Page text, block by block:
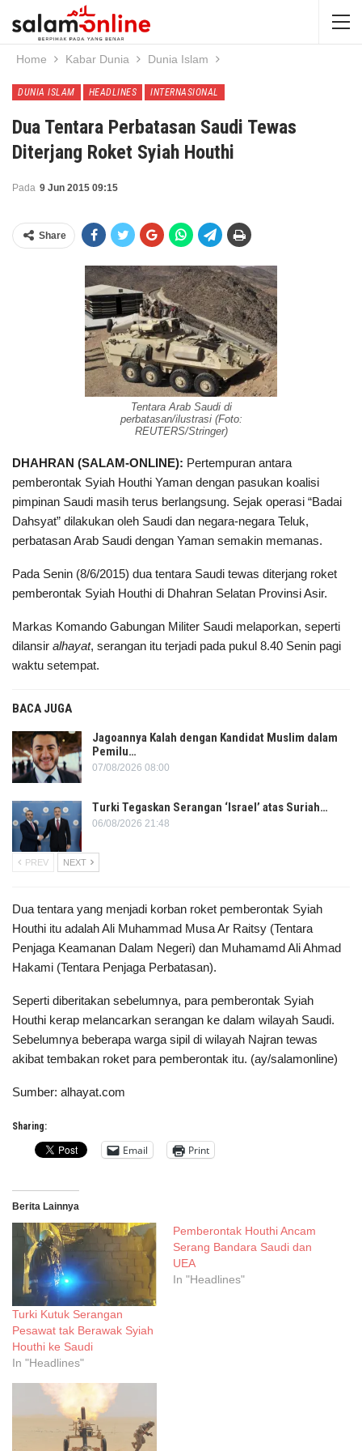
Home Kabar Dunia Dunia Islam
DUNIA ISLAM HEADLINES INTERNASIONAL
Dua Tentara Perbatasan Saudi Tewas
Diterjang Roket Syiah Houthi
Pada 9 Jun 2015 09:15
Share
Tentara Arab Saudi di
perbatasan/ilustrasi (Foto:
REUTERS/Stringer)
DHAHRAN (SALAM-ONLINE): Pertempuran antara
pemberontak Syiah Houthi Yaman dengan pasukan koalisi
pimpinan Saudi masih terus berlangsung. Sejak operasi “Badai
Dahsyat” dilakukan oleh Saudi dan negara-negara Teluk,
perbatasan Arab Saudi dengan Yaman semakin memanas.
Pada Senin (8/6/2015) dua tentara Saudi tewas diterjang roket
pemberontak Syiah Houthi di Dhahran Selatan Provinsi Asir.
Markas Komando Gabungan Militer Saudi melaporkan, seperti
dilansir alhayat, serangan itu terjadi pada pukul 8.40 Senin pagi
waktu setempat.
BACA JUGA
Jagoannya Kalah dengan Kandidat Muslim dalam
Pemilu…
07/08/2026 08:00
Turki Tegaskan Serangan ‘Israel’ atas Suriah…
06/08/2026 21:48
PREV NEXT
Dua tentara yang menjadi korban roket pemberontak Syiah
Houthi itu adalah Ali Muhammad Musa Ar Raitsy (Tentara
Penjaga Keamanan Dalam Negeri) dan Muhamamd Ali Ahmad
Hakami (Tentara Penjaga Perbatasan).
Seperti diberitakan sebelumnya, para pemberontak Syiah
Houthi kerap melancarkan serangan ke dalam wilayah Saudi.
Sebelumnya beberapa warga sipil di wilayah Najran tewas
akibat tembakan roket para pemberontak itu. (ay/salamonline)
Sumber: alhayat.com
Sharing:
Email Print
Berita Lainnya
Turki Kutuk Serangan
Pesawat tak Berawak Syiah
Houthi ke Saudi
In "Headlines"
Pemberontak Houthi Ancam
Serang Bandara Saudi dan
UEA
In "Headlines"